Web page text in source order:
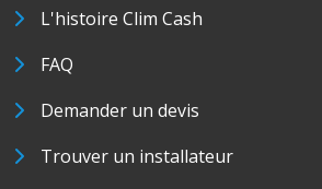
L'histoire Clim Cash
FAQ
Demander un devis
Trouver un installateur